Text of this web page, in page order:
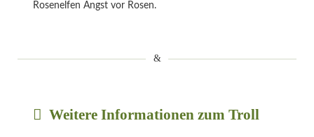
Rosenelfen Angst vor Rosen.
Weitere Informationen zum Troll